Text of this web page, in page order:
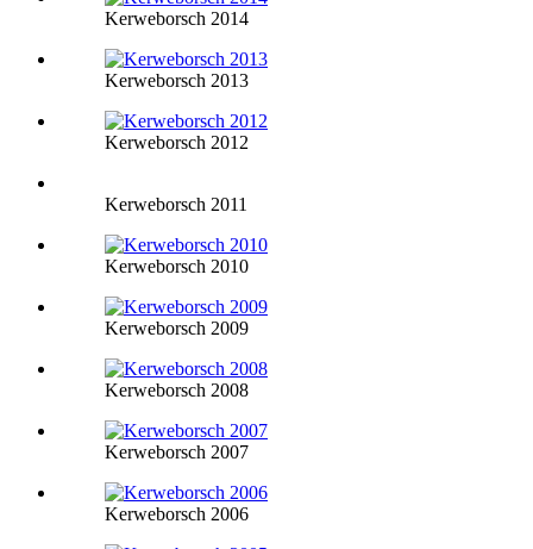
Kerweborsch 2014
Kerweborsch 2013
Kerweborsch 2012
Kerweborsch 2011
Kerweborsch 2010
Kerweborsch 2009
Kerweborsch 2008
Kerweborsch 2007
Kerweborsch 2006